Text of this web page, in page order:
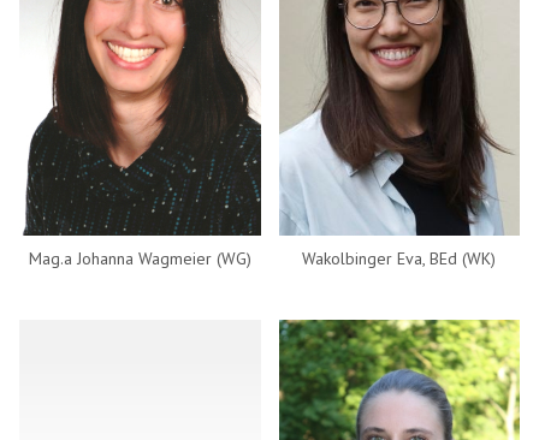
Mag.a Johanna Wagmeier (WG) Wakolbinger Eva, BEd (WK)